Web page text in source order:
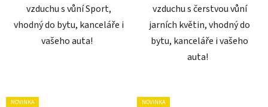
vzduchu s vůní Sport,
vhodný do bytu, kanceláře i
vašeho auta!
vzduchu s čerstvou vůní
jarních květin, vhodný do
bytu, kanceláře i vašeho
auta!
NOVINKA NOVINKA